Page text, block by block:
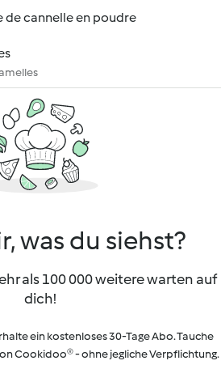
de cannelle en poudre
was du siehst?
als 100 000 weitere warten auf
dich!
ein kostenloses 30-Tage Abo. Tauche
Cookidoo® - ohne jegliche Verpflichtung.